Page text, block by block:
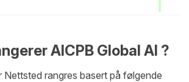
AICPB Global AI ?
rangres basert på følgende